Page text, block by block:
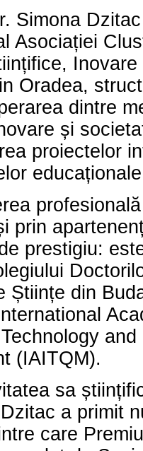
Simona
Asociației
Inovare
Oradea,
dintre
și
proiectelor
prin
prestigiu:
Științe din
(IAITQM).
sa
a primit
care